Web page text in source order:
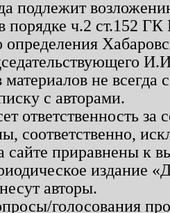
подлежит
порядке ч.2 ст.152
определения
не
с авторами.
ответственность
соответственно,
сайте приравнены к
издание
авторы.
голосования